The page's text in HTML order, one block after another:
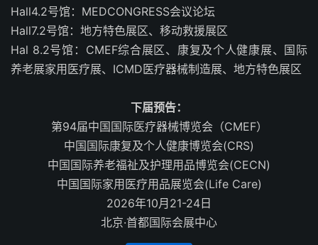
Hall4.2号馆：MEDCONGRESS会议论坛
Hall7.2号馆：地方特色展区、移动救援展区
Hal 8.2号馆：CMEF综合展区、康复及个人健康展、国际
养老展家用医疗展、ICMD医疗器械制造展、地方特色展区
下届预告：
第94届中国国际医疗器械博览会（CMEF）
中国国际康复及个人健康博览会(CRS)
中国国际养老福祉及护理用品博览会(CECN)
中国国际家用医疗用品展览会(Life Care)
2026年10月21-24日
北京·首都国际会展中心